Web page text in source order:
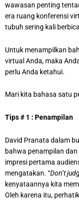
wawasan penting
era ruang konferensi
tubuh sering kali
Untuk menampilkan
virtual Anda, maka
perlu Anda ketahui.
Mari kita bahasa satu
Tips # 1 : Penampilan
David Pranata dalam
bahwa penampilan
impresi pertama
mengatakan. “Don’t
kenyataannya kita
Oleh karena itu,